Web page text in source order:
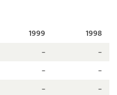
1999 1998
–
–
–
–
–
–